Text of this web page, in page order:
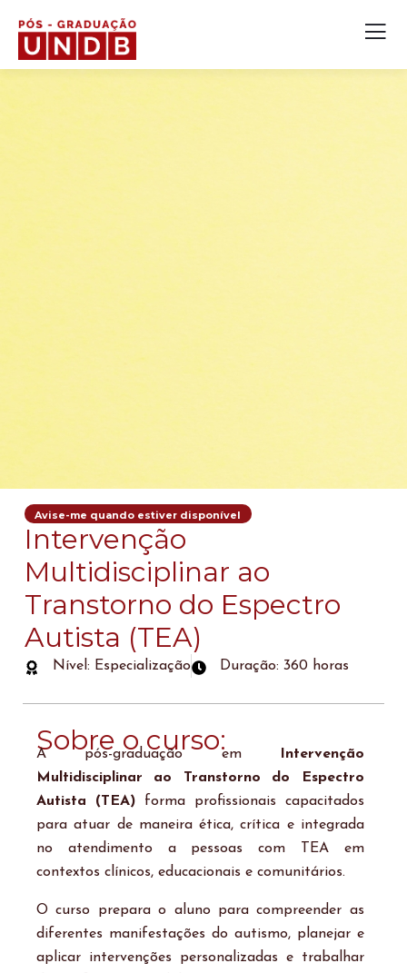
Avise-me quando estiver disponível
Intervenção
Multidisciplinar ao
Transtorno do Espectro
Autista (TEA)
Nível: Especialização Duração: 360 horas
Sobre o curso:
A pós-graduação em
Intervenção
Multidisciplinar ao Transtorno do Espectro
Autista (TEA)forma profissionais capacitados
para atuar de maneira ética, crítica e integrada
no atendimento a pessoas com TEA em
contextos clínicos, educacionais e comunitários.
O curso prepara o aluno para compreender as
diferentes manifestações do autismo, planejar e
aplicar intervenções personalizadas e trabalhar